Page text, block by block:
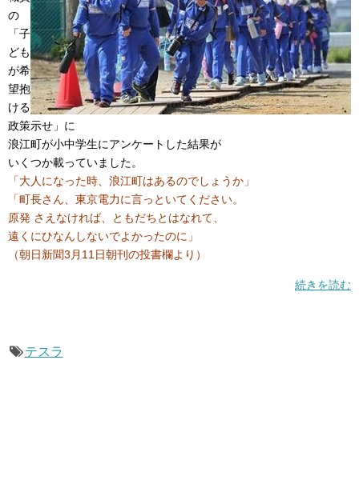
の
「子
ども
が希
望抱
ける
政策示せ」に
浪江町が小中学生にアンケートした結果が
いくつか載っていました。
「大人になった時、浪江町はあるのでしょうか」
「町長さん、東京電力に言っといてください。
原発 さえなければ、ともだちとはなれて、
遠くにひなんしないでよかったのに」
（朝日新聞3月11日朝刊の投書欄より）
続きを読む
テスラ